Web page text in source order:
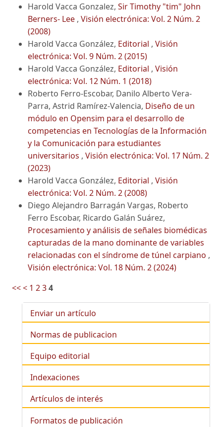
Harold Vacca Gonzalez, Sir Timothy "tim" John
Berners- Lee , Visión electrónica: Vol. 2 Núm. 2
(2008)
Harold Vacca González, Editorial , Visión
electrónica: Vol. 9 Núm. 2 (2015)
Harold Vacca González, Editorial , Visión
electrónica: Vol. 12 Núm. 1 (2018)
Roberto Ferro-Escobar, Danilo Alberto Vera-
Parra, Astrid Ramírez-Valencia, Diseño de un
módulo en Opensim para el desarrollo de
competencias en Tecnologías de la Información
y la Comunicación para estudiantes
universitarios , Visión electrónica: Vol. 17 Núm. 2
(2023)
Harold Vacca González, Editorial , Visión
electrónica: Vol. 2 Núm. 2 (2008)
Diego Alejandro Barragán Vargas, Roberto
Ferro Escobar, Ricardo Galán Suárez,
Procesamiento y análisis de señales biomédicas
capturadas de la mano dominante de variables
relacionadas con el síndrome de túnel carpiano ,
Visión electrónica: Vol. 18 Núm. 2 (2024)
<<< 1 234
Enviar un artículo
Normas de publicacion
Equipo editorial
Indexaciones
Artículos de interés
Formatos de publicación